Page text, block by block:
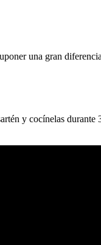
una gran
y cocínelas durante